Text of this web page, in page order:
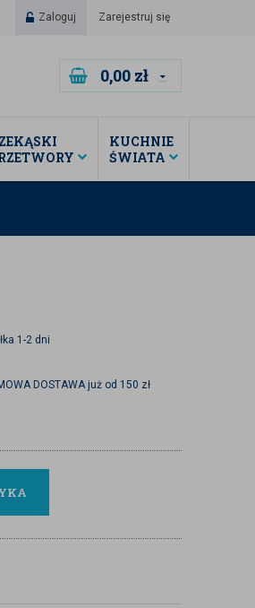
Zaloguj Zarejestruj się
0,00 zł
KUCHNIE
ŚWIATA
1-2 dni
DOSTAWA już od 150 zł